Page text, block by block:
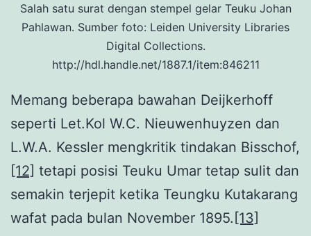
Salah satu surat dengan stempel gelar Teuku Johan
Pahlawan. Sumber foto: Leiden University Libraries
Digital Collections.
http://hdl.handle.net/1887.1/item:846211
Memang beberapa bawahan Deijkerhoff
seperti Let.Kol W.C. Nieuwenhuyzen dan
L.W.A. Kessler mengkritik tindakan Bisschof,
[12] tetapi posisi Teuku Umar tetap sulit dan
semakin terjepit ketika Teungku Kutakarang
wafat pada bulan November 1895. [13]